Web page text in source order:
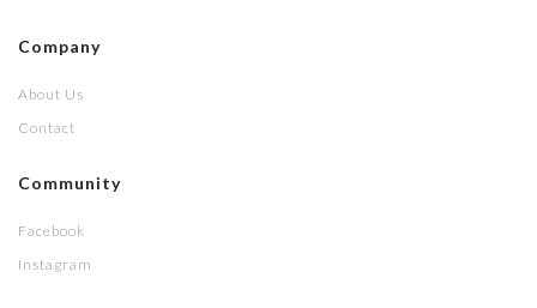
Company
About Us
Contact
Community
Facebook
Instagram